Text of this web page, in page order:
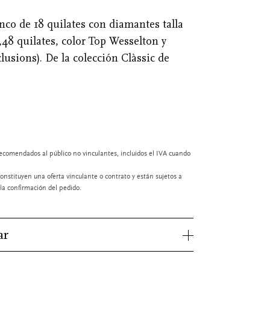
de 18 quilates con diamantes talla
quilates, color Top Wesselton y
De la colección Clàssic de
al público no vinculantes, incluidos el IVA cuando
una oferta vinculante o contrato y están sujetos a
confirmación del pedido.